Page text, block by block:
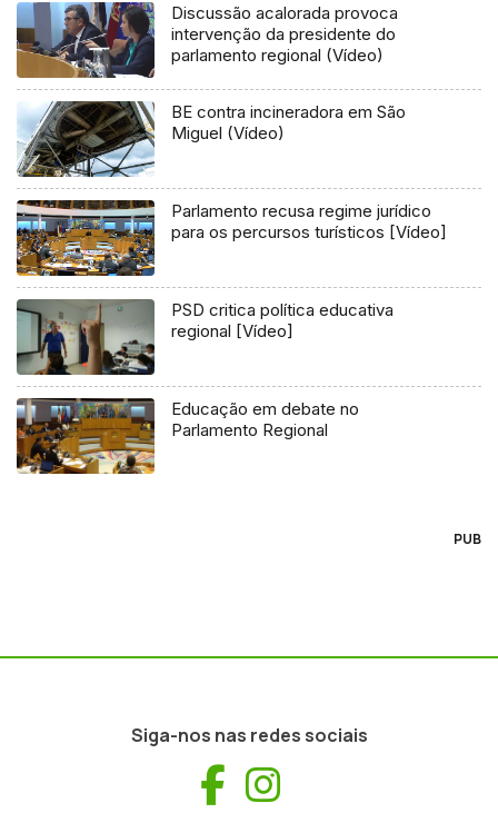
Discussão acalorada provoca
intervenção da presidente do
parlamento regional (Vídeo)
BE contra incineradora em São
Miguel (Vídeo)
Parlamento recusa regime jurídico
para os percursos turísticos [Vídeo]
PSD critica política educativa
regional [Vídeo]
Educação em debate no
Parlamento Regional
PUB
Siga-nos nas redes sociais
Facebook